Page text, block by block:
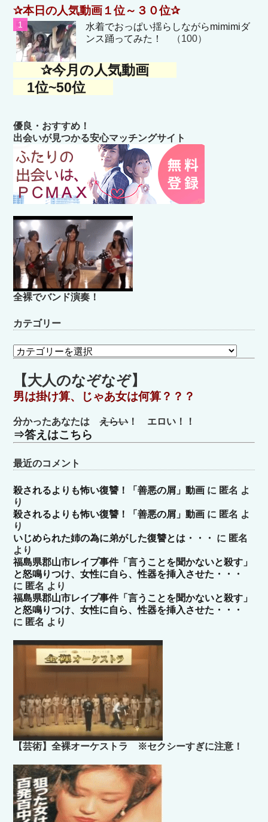
✰本日の人気動画１位～３０位✰
水着でおっぱい揺らしながらmimimiダ
ンス踊ってみた！
（100）
✰今月の人気動画
1位~50位
優良・おすすめ！
出会いが見つかる安心マッチングサイト
全裸でバンド演奏！
カテゴリー
カ
テ
ゴ
リ
ー
【大人のなぞなぞ】
男は掛け算、じゃあ女は何算？？？
分かったあなたはえらい！ エロい！！
⇒答えはこちら
最近のコメント
殺されるよりも怖い復讐！「善悪の屑」動画 に 匿名 よ
り
殺されるよりも怖い復讐！「善悪の屑」動画 に 匿名 よ
り
いじめられた姉の為に弟がした復讐とは・・・
に 匿名
より
福島県郡山市レイプ事件「言うことを聞かないと殺す」
と怒鳴りつけ、女性に自ら、性器を挿入させた・・・
に 匿名 より
福島県郡山市レイプ事件「言うことを聞かないと殺す」
と怒鳴りつけ、女性に自ら、性器を挿入させた・・・
に 匿名 より
【芸術】全裸オーケストラ ※セクシーすぎに注意！